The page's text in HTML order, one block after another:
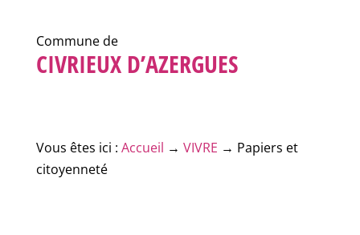
Commune de
CIVRIEUX D’AZERGUES
Vous êtes ici : Accueil → VIVRE → Papiers et
citoyenneté